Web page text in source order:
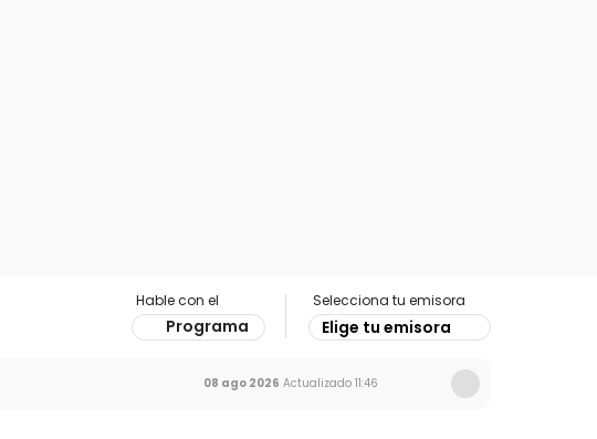
Hable con el
Programa
Selecciona tu emisora
Elige tu emisora
08 ago 2026 Actualizado 11:46